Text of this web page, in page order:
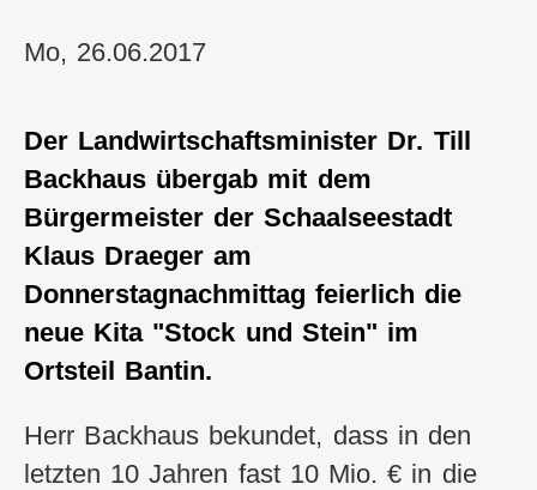
Mo, 26.06.2017
Der Landwirtschaftsminister Dr. Till
Backhaus übergab mit dem
Bürgermeister der Schaalseestadt
Klaus Draeger am
Donnerstagnachmittag feierlich die
neue Kita "Stock und Stein" im
Ortsteil Bantin.
Herr Backhaus bekundet, dass in den
letzten 10 Jahren fast 10 Mio. € in die